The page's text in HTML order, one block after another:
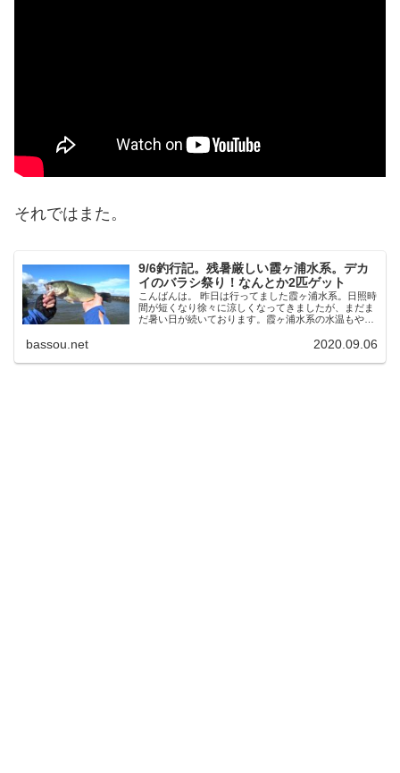
それではまた。
9/6釣行記。残暑厳しい霞ヶ浦水系。デカ
イのバラシ祭り！なんとか2匹ゲット
こんばんは。 昨日は行ってました霞ヶ浦水系。日照時
間が短くなり徐々に涼しくなってきましたが、まだま
だ暑い日が続いております。霞ヶ浦水系の水温もやっ
上がっているのか？ 高橋川からスタート ...
bassou.net 2020.09.06